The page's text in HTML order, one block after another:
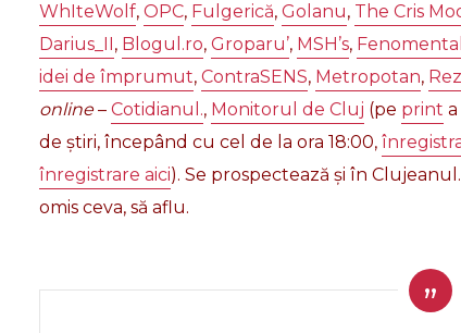
WhIteWolf, OPC, Fulgerică, Golanu, The Cris
Darius_II, Blogul.ro, Groparu’, MSH’s, Fenomental
idei de împrumut, ContraSENS, Metropotan,
online– Cotidianul., Monitorul de Cluj (pe print
de știri, începând cu cel de la ora 18:00,
înregistrare aici). Se prospectează și în
omis ceva, să aflu.